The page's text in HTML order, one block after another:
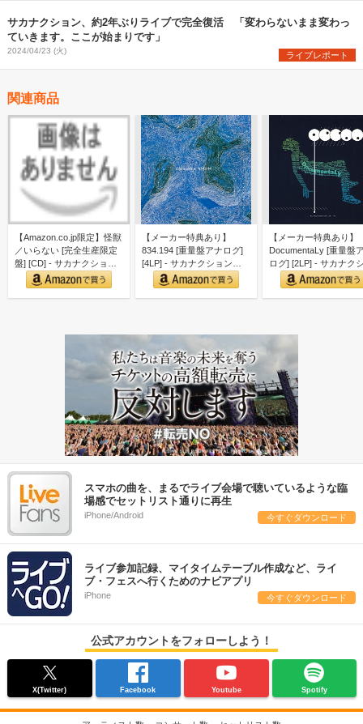
サカナクション、約2年ぶりライブで完全復活 「変わらないまま変わっ
ていきます。ここが始まりです」
2024/04/23 (火) ライブレポート
関連商品
【Amazon.co.jp限定】怪獣
／いらない [完全生産限定
盤] [CD] - サカナクション
（…
【メーカー特典あり】
834.194 [重量盤アナログ]
[4LP] - サカナクション
（メーカー…
【メーカー特典あり】
DocumentaLy [重量盤
ログ] [2LP] - サカナク
ン （…
スマホの曲を、まるでライブ会場で聴いているような臨
場感でセットリスト通りに再生
iPhone/Android 今すぐダウンロード
ライブ参加記録、マイタイムテーブル作成など、ライ
ブ・フェスへ行くためのナビアプリ
iPhone 今すぐダウンロード
公式アカウントをフォローしよう！
X(Twitter) Facebook Youtube Spotify